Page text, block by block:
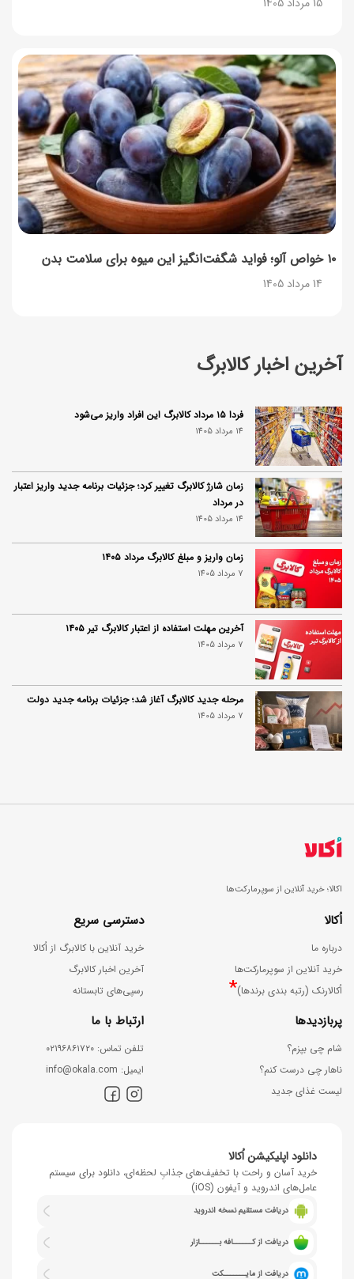
آخرین اخبار کالابرگ
فردا ۱۵ مرداد کالابرگ این افراد واریز می‌شود
14 مرداد 1405
زمان شارژ کالابرگ تغییر کرد؛ جزئیات برنامه جدید واریز اعتبار
در مرداد
14 مرداد 1405
زمان واریز و مبلغ کالابرگ مرداد ۱۴۰۵
7 مرداد 1405
آخرین مهلت استفاده از اعتبار کالابرگ تیر ۱۴۰۵
7 مرداد 1405
مرحله جدید کالابرگ آغاز شد؛ جزئیات برنامه جدید دولت
7 مرداد 1405
۱۰ خواص آلو؛ فواید شگفت‌انگیز این میوه برای سلامت بدن
14 مرداد 1405
اکالا؛ خرید آنلاین از سوپرمارکت‌ها
اُکالا
درباره ما
خرید آنلاین از سوپرمارکت‌ها
اُکالارنک (رتبه بندی برندها)*
دسترسی سریع
خرید آنلاین با کالابرگ از اُکالا
آخرین اخبار کالابرگ
رسپی‌های تابستانه
پربازدیدها
شام چی بپزم؟
ناهار چی درست کنم؟
لیست غذای جدید
ارتباط با ما
ﺗﻠﻔﻦ ﺗﻤﺎس: ۰۲۱۹۶۸۶۱۷۲۰
اﯾﻤﯿﻞ: info@okala.com
دانلود اپلیکیشن اُکالا
خرید آسان و راحت با تخفیف‌های جذابِ لحظه‌ای، دانلود برای سیستم
عامل‌های اندروید و آیفون (iOS)
دریافت مستقیم نسخه اندروید
دریافت از کــــــافه بــــــازار
دریافت از مایـــــــکت